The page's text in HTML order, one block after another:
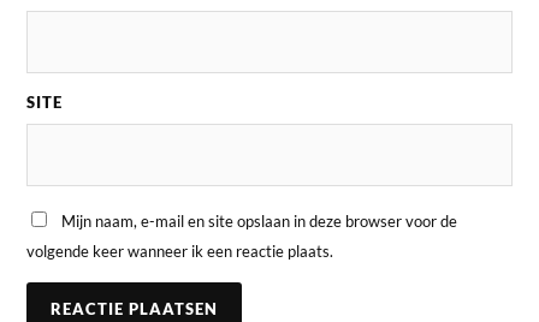
SITE
Mijn naam, e-mail en site opslaan in deze browser voor de
volgende keer wanneer ik een reactie plaats.